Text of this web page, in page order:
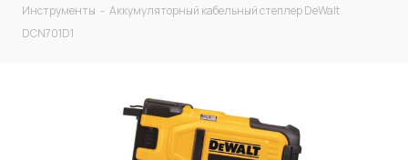
Инструменты - Аккумуляторный кабельный степлер DeWalt
DCN701D1